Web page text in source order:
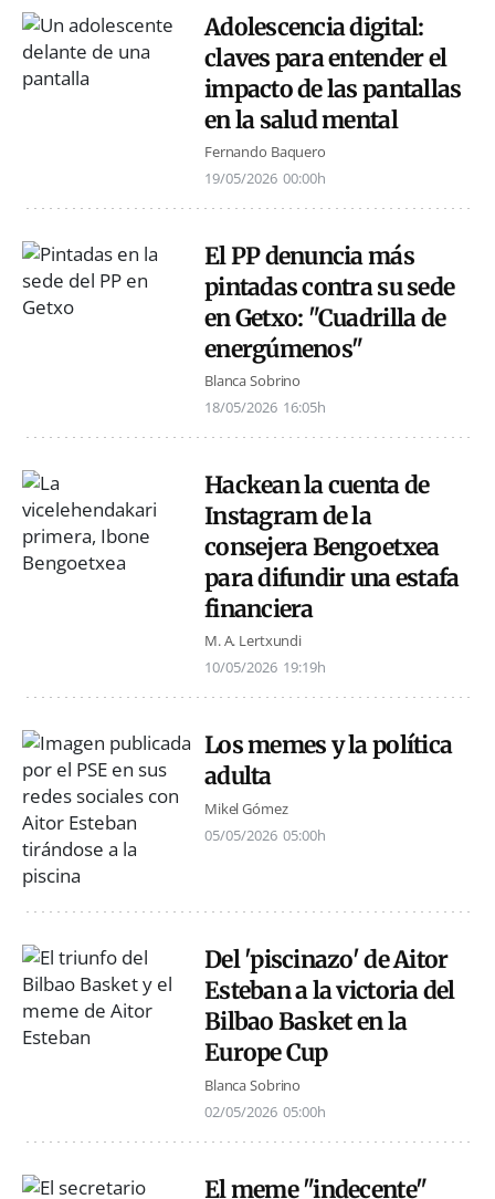
Adolescencia digital:
claves para entender el
impacto de las pantallas
en la salud mental
Fernando Baquero
19/05/2026 00:00h
El PP denuncia más
pintadas contra su sede
en Getxo: "Cuadrilla de
energúmenos"
Blanca Sobrino
18/05/2026 16:05h
Hackean la cuenta de
Instagram de la
consejera Bengoetxea
para difundir una estafa
financiera
M. A. Lertxundi
10/05/2026 19:19h
Los memes y la política
adulta
Mikel Gómez
05/05/2026 05:00h
Del 'piscinazo' de Aitor
Esteban a la victoria del
Bilbao Basket en la
Europe Cup
Blanca Sobrino
02/05/2026 05:00h
El meme "indecente"